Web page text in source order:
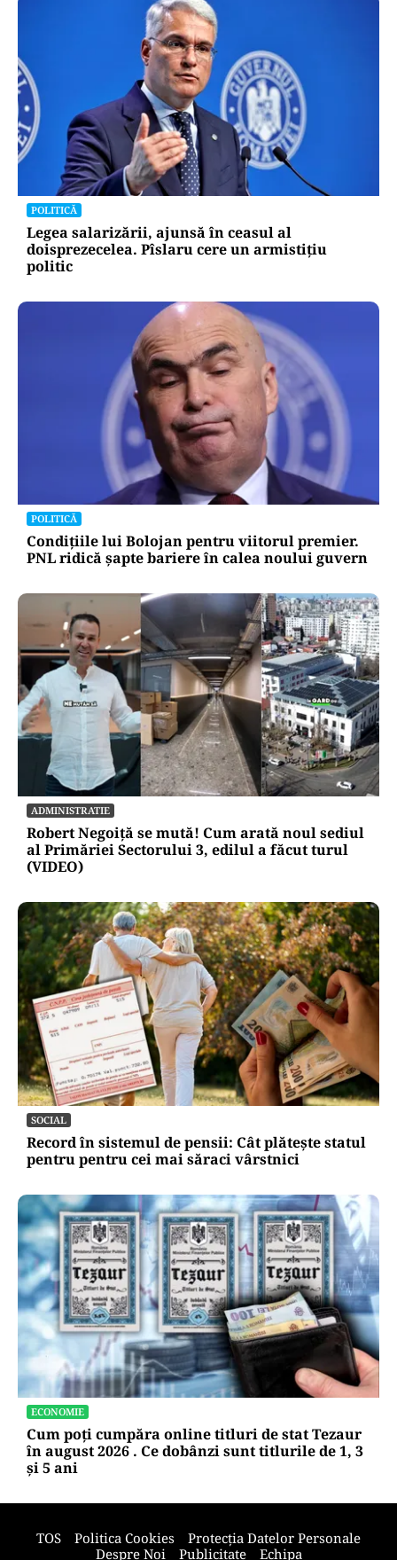
EDUCAȚIE
Prima generație de liceeni cu programă nouă:
ce se schimbă la Română, Matematică și
Informatică
Legea salarizării, ajunsă în ceasul al
doisprezecelea. Pîslaru cere un armistițiu
politic
POLITICĂ
Condițiile lui Bolojan pentru viitorul premier.
PNL ridică șapte bariere în calea noului guvern
ADMINISTRATIE
Robert Negoiță se mută! Cum arată noul sediul
al Primăriei Sectorului 3, edilul a făcut turul
(VIDEO)
SOCIAL
Record în sistemul de pensii: Cât plătește statul
pentru pentru cei mai săraci vârstnici